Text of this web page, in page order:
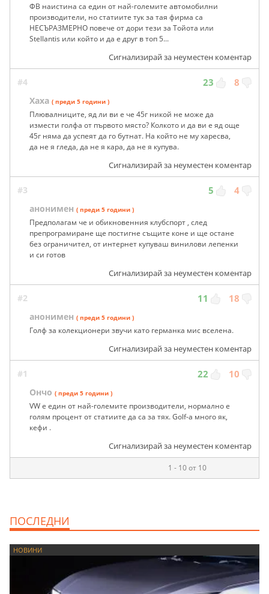
ФВ наистина са един от най-големите автомобилни
производители, но статиите тук за тая фирма са
НЕСЪРАЗМЕРНО повече от дори тези за Тойота или
Stellantis или който и да е друг в топ 5...
Сигнализирай за неуместен коментар
#4 23 8
Хаха ( преди 5 години )
Плювалниците, яд ли ви е че 45г никой не може да
измести голфа от първото място? Колкото и да ви е яд още
45г няма да успеят да го бутнат. На който не му харесва,
да не я гледа, да не я кара, да не я купува.
Сигнализирай за неуместен коментар
#3 5 4
анонимен ( преди 5 години )
Предполагам че и обикновенния клубспорт , след
препрограмиране ще постигне същите коне и ще остане
без ограничител, от интернет купуваш винилови лепенки
и си готов
Сигнализирай за неуместен коментар
#2 11 18
анонимен ( преди 5 години )
Голф за колекционери звучи като германка мис вселена.
Сигнализирай за неуместен коментар
#1 22 10
Ончо ( преди 5 години )
VW е един от най-големите производители, нормално е
голям процент от статиите да са за тях. Golf-a много як,
кефи .
Сигнализирай за неуместен коментар
1 - 10 от 10
ПОСЛЕДНИ
НОВИНИ